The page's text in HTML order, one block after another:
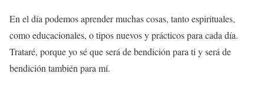
En el día podemos aprender muchas cosas, tanto espirituales,
como educacionales, o tipos nuevos y prácticos para cada día.
Trataré, porque yo sé que será de bendición para ti y será de
bendición también para mí.